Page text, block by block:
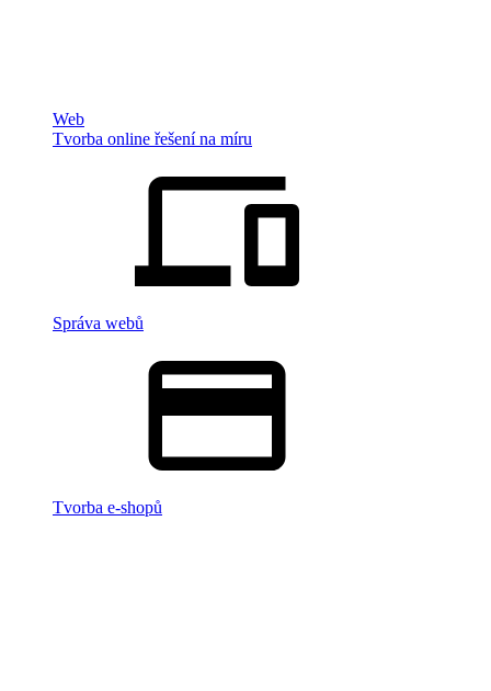
Web
Tvorba online řešení na míru
Správa webů
Tvorba e-shopů